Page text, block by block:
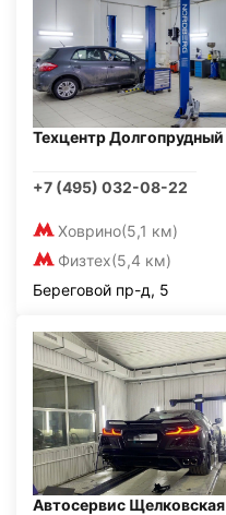
Техцентр Долгопрудный
+7 (495) 032-08-22
Ховрино(5,1 км)
Физтех(5,4 км)
Береговой пр-д, 5
Автосервис Щелковская